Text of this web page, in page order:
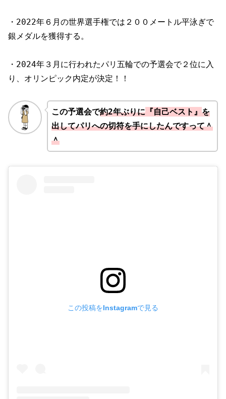
・2022年６月の世界選手権では２００メートル平泳ぎで
銀メダルを獲得する。
・2024年３月に行われたパリ五輪での予選会で２位に入
り、オリンピック内定が決定！！
この予選会で約2年ぶりに『自己ベスト』 を
出してパリへの切符を手にしたんですって＾
＾
この投稿をInstagramで見る